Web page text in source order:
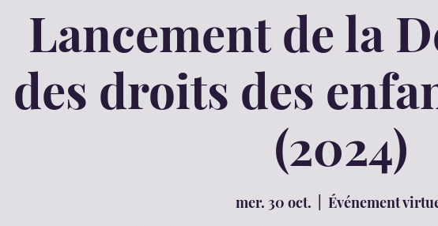
Lancement de la
des droits des
(2024)
mer. 30 oct. Événement